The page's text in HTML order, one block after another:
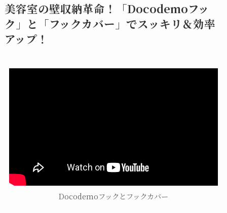
美容室の壁収納革命！「Docodemoフッ
ク」と「フックカバー」でスッキリ＆効率
アップ！
Docodemoフックとフックカバー